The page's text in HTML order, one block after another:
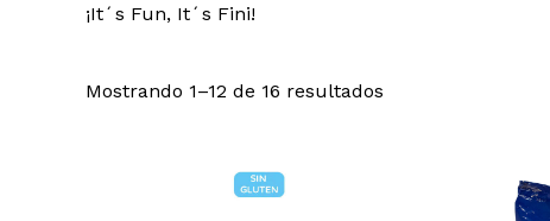
¡It´s Fun, It´s Fini!
Mostrando 1–12 de 16 resultados